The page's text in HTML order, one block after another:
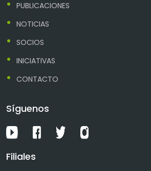
PUBLICACIONES
NOTICIAS
SOCIOS
INICIATIVAS
CONTACTO
Síguenos
Filiales